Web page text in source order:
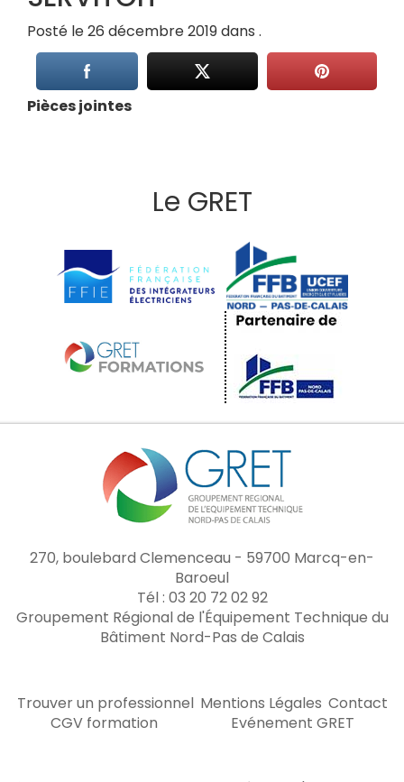
Posté le 26 décembre 2019 dans .
Pièces jointes
Le GRET
270, boulebard Clemenceau - 59700 Marcq-en-
Baroeul
Tél : 03 20 72 02 92
Groupement Régional de l'Équipement Technique du
Bâtiment Nord-Pas de Calais
Trouver un professionnel Mentions Légales Contact
CGV formation
Evénement GRET